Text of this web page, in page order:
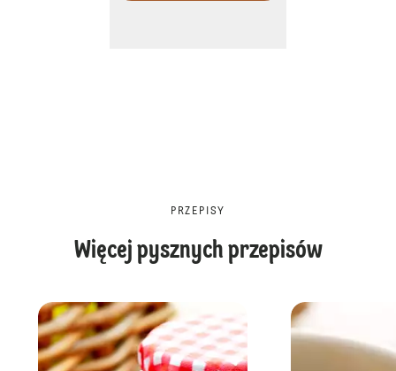
PRZEPISY
Więcej pysznych przepisów